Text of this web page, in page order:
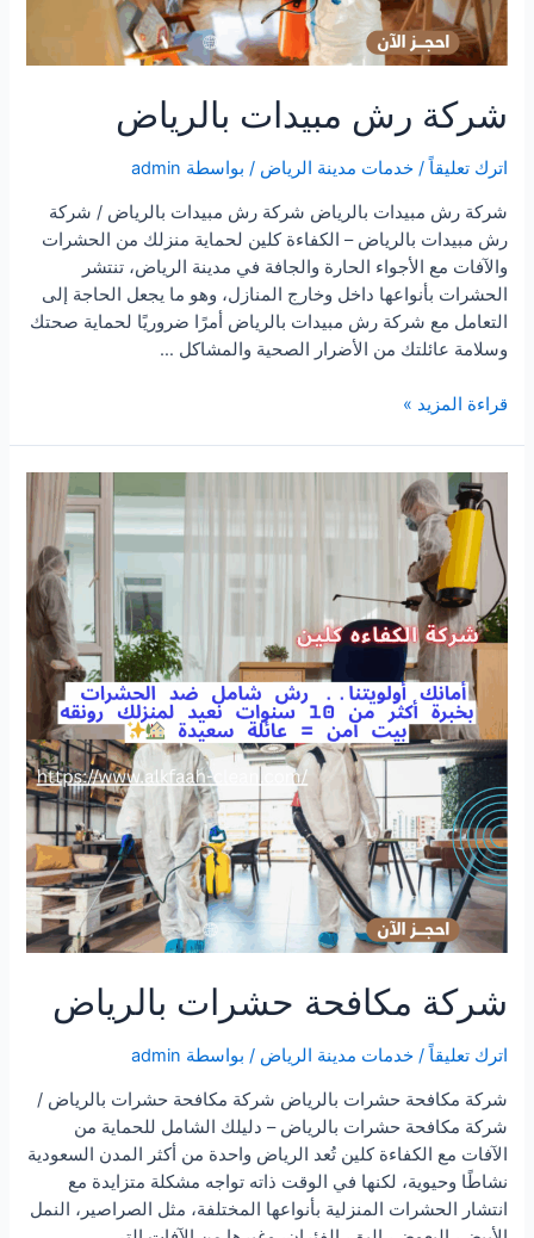
شركة رش مبيدات بالرياض
اترك تعليقاً /خدمات مدينة الرياض / بواسطة admin
شركة رش مبيدات بالرياض شركة رش مبيدات بالرياض / شركة
رش مبيدات بالرياض – الكفاءة كلين لحماية منزلك من الحشرات
والآفات مع الأجواء الحارة والجافة في مدينة الرياض، تنتشر
الحشرات بأنواعها داخل وخارج المنازل، وهو ما يجعل الحاجة إلى
التعامل مع شركة رش مبيدات بالرياض أمرًا ضروريًا لحماية صحتك
وسلامة عائلتك من الأضرار الصحية والمشاكل …
شركة
بالرياض
قراءة المزيد »
شركة مكافحة حشرات بالرياض
اترك تعليقاً /خدمات مدينة الرياض / بواسطة admin
شركة مكافحة حشرات بالرياض شركة مكافحة حشرات بالرياض /
شركة مكافحة حشرات بالرياض – دليلك الشامل للحماية من
الآفات مع الكفاءة كلين تُعد الرياض واحدة من أكثر المدن السعودية
نشاطًا وحيوية، لكنها في الوقت ذاته تواجه مشكلة متزايدة مع
انتشار الحشرات المنزلية بأنواعها المختلفة، مثل الصراصير، النمل